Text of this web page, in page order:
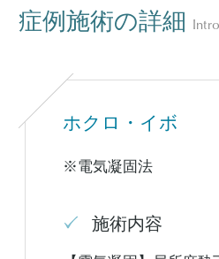
症例施術の詳細
ホクロ・イボ
※電気凝固法
施術内容